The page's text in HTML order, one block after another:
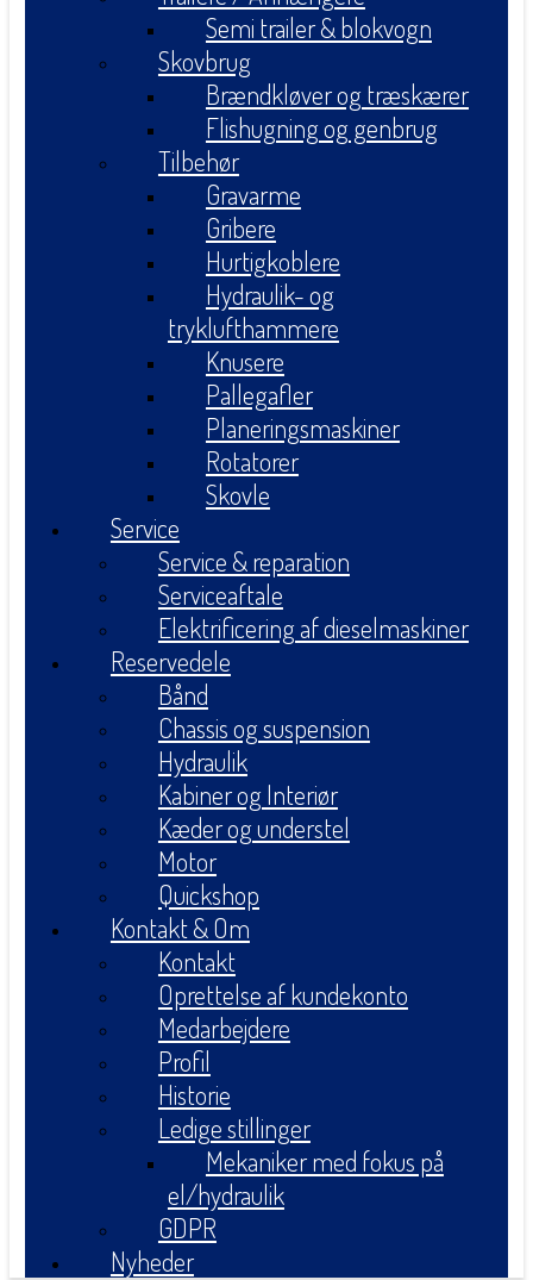
Semi trailer & blokvogn
Skovbrug
Brændkløver og træskærer
Flishugning og genbrug
Tilbehør
Gravarme
Gribere
Hurtigkoblere
Hydraulik- og
tryklufthammere
Knusere
Pallegafler
Planeringsmaskiner
Rotatorer
Skovle
Service
Service & reparation
Serviceaftale
Elektrificering af dieselmaskiner
Reservedele
Bånd
Chassis og suspension
Hydraulik
Kabiner og Interiør
Kæder og understel
Motor
Quickshop
Kontakt & Om
Kontakt
Oprettelse af kundekonto
Medarbejdere
Profil
Historie
Ledige stillinger
Mekaniker med fokus på
el/hydraulik
GDPR
Nyheder